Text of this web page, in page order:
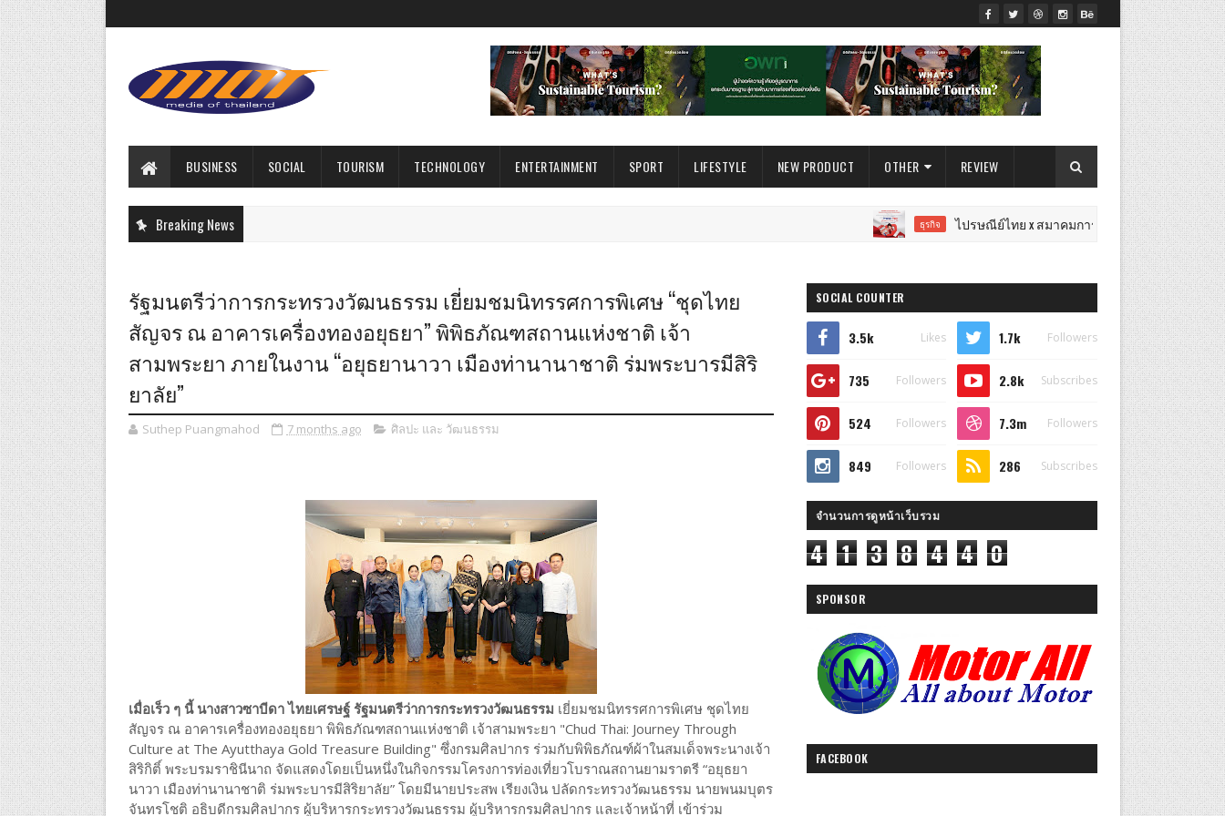
BUSINESS SOCIAL TOURISM TECHNOLOGY ENTERTAINMENT SPORT LIFESTYLE NEW PRODUCT OTHER REVIEW
Breaking News ธุรกิจ ไปรษณีย์ไทย x สมาคมการตลาดฯ เปิดเวทีแจ้งเกิดนักการ
รัฐมนตรีว่าการกระทรวงวัฒนธรรม เยี่ยมชมนิทรรศการพิเศษ “ชุดไทย
สัญจร ณ อาคารเครื่องทองอยุธยา” พิพิธภัณฑสถานแห่งชาติ เจ้า
สามพระยา ภายในงาน “อยุธยานาวา เมืองท่านานาชาติ ร่มพระบารมีสิริ
ยาลัย”
Suthep Puangmahod 7 months ago ศิลปะ และ วัฒนธรรม
เมื่อเร็ว ๆ นี้ นางสาวซาบีดา ไทยเศรษฐ์ รัฐมนตรีว่าการกระทรวงวัฒนธรรม เยี่ยมชมนิทรรศการพิเศษ ชุดไทย
สัญจร ณ อาคารเครื่องทองอยุธยา พิพิธภัณฑสถานแห่งชาติ เจ้าสามพระยา "Chud Thai: Journey Through
Culture at The Ayutthaya Gold Treasure Building" ซึ่งกรมศิลปากร ร่วมกับพิพิธภัณฑ์ผ้าในสมเด็จพระนางเจ้า
สิริกิติ์ พระบรมราชินีนาถ จัดแสดงโดยเป็นหนึ่งในกิจกรรมโครงการท่องเที่ยวโบราณสถานยามราตรี “อยุธยา
นาวา เมืองท่านานาชาติ ร่มพระบารมีสิริยาลัย” โดยมีนายประสพ เรียงเงิน ปลัดกระทรวงวัฒนธรรม นายพนมบุตร
จันทรโชติ อธิบดีกรมศิลปากร ผู้บริหารกระทรวงวัฒนธรรม ผู้บริหารกรมศิลปากร และเจ้าหน้าที่ เข้าร่วม
SOCIAL COUNTER
3.5k Likes 1.7k Followers
735 Followers 2.8k Subscribes
524 Followers 7.3m Followers
849 Followers 286 Subscribes
จำนวนการดูหน้าเว็บรวม
4 1 3 8 4 4 0
SPONSOR
FACEBOOK